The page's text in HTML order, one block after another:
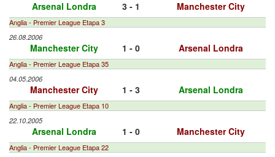
Arsenal Londra 3 - 1 Manchester City
Anglia - Premier League Etapa 3
26.08.2006
Manchester City 1 - 0 Arsenal Londra
Anglia - Premier League Etapa 35
04.05.2006
Manchester City 1 - 3 Arsenal Londra
Anglia - Premier League Etapa 10
22.10.2005
Arsenal Londra 1 - 0 Manchester City
Anglia - Premier League Etapa 22